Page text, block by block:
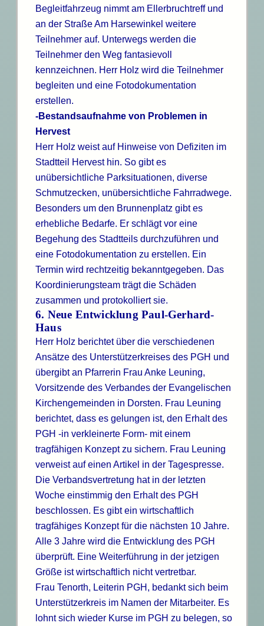
Begleitfahrzeug nimmt am Ellerbruchtreff und
an der Straße Am Harsewinkel weitere
Teilnehmer auf. Unterwegs werden die
Teilnehmer den Weg fantasievoll
kennzeichnen. Herr Holz wird die Teilnehmer
begleiten und eine Fotodokumentation
erstellen.
-Bestandsaufnahme von Problemen in
Hervest
Herr Holz weist auf Hinweise von Defiziten im
Stadtteil Hervest hin. So gibt es
unübersichtliche Parksituationen, diverse
Schmutzecken, unübersichtliche Fahrradwege.
Besonders um den Brunnenplatz gibt es
erhebliche Bedarfe. Er schlägt vor eine
Begehung des Stadtteils durchzuführen und
eine Fotodokumentation zu erstellen. Ein
Termin wird rechtzeitig bekanntgegeben. Das
Koordinierungsteam trägt die Schäden
zusammen und protokolliert sie.
6. Neue Entwicklung Paul-Gerhard-
Haus
Herr Holz berichtet über die verschiedenen
Ansätze des Unterstützerkreises des PGH und
übergibt an Pfarrerin Frau Anke Leuning,
Vorsitzende des Verbandes der Evangelischen
Kirchengemeinden in Dorsten. Frau Leuning
berichtet, dass es gelungen ist, den Erhalt des
PGH -in verkleinerte Form- mit einem
tragfähigen Konzept zu sichern. Frau Leuning
verweist auf einen Artikel in der Tagespresse.
Die Verbandsvertretung hat in der letzten
Woche einstimmig den Erhalt des PGH
beschlossen. Es gibt ein wirtschaftlich
tragfähiges Konzept für die nächsten 10 Jahre.
Alle 3 Jahre wird die Entwicklung des PGH
überprüft. Eine Weiterführung in der jetzigen
Größe ist wirtschaftlich nicht vertretbar.
Frau Tenorth, Leiterin PGH, bedankt sich beim
Unterstützerkreis im Namen der Mitarbeiter. Es
lohnt sich wieder Kurse im PGH zu belegen, so